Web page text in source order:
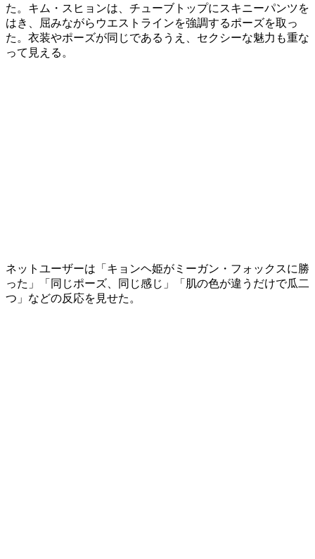
た。キム・スヒョンは、チューブトップにスキニーパンツを
はき、屈みながらウエストラインを強調するポーズを取っ
た。衣装やポーズが同じであるうえ、セクシーな魅力も重な
って見える。
ネットユーザーは「キョンヘ姫がミーガン・フォックスに勝
った」「同じポーズ、同じ感じ」「肌の色が違うだけで瓜二
つ」などの反応を見せた。